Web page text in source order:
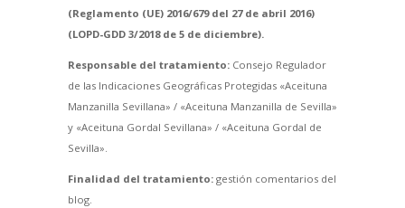
(Reglamento (UE) 2016/679 del 27 de abril 2016)
(LOPD-GDD 3/2018 de 5 de diciembre).
Responsable del tratamiento:Consejo Regulador
de las Indicaciones Geográficas Protegidas «Aceituna
Manzanilla Sevillana» / «Aceituna Manzanilla de Sevilla»
y «Aceituna Gordal Sevillana» / «Aceituna Gordal de
Sevilla».
Finalidad del tratamiento:gestión comentarios del
blog.